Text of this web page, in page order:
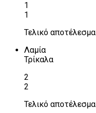
1
1
Τελικό αποτέλεσμα
Λαμία
Τρίκαλα
2
2
Τελικό αποτέλεσμα